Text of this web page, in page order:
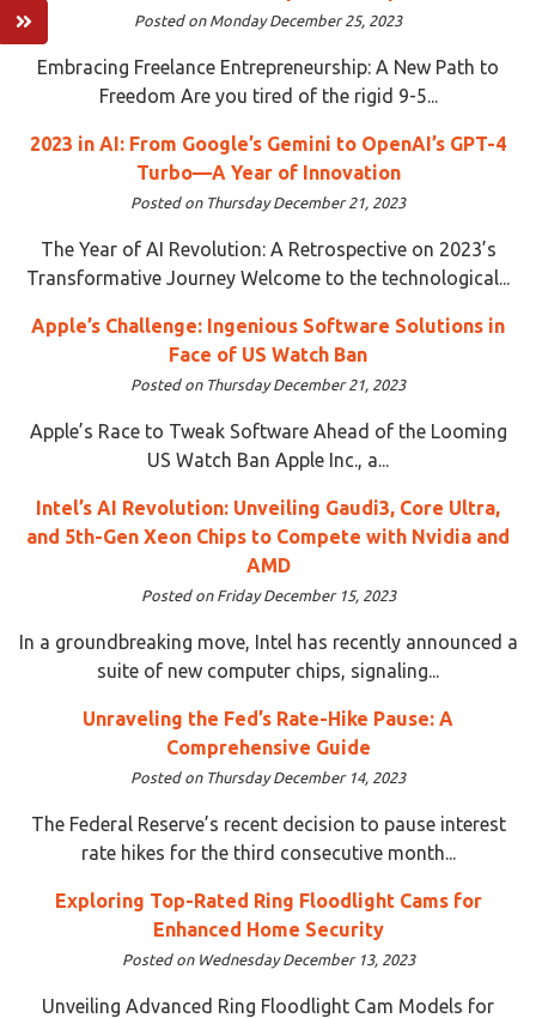
Posted on Monday December 25, 2023
Embracing Freelance Entrepreneurship: A New Path to
Freedom Are you tired of the rigid 9-5...
2023 in AI: From Google’s Gemini to OpenAI’s GPT-4
Turbo—A Year of Innovation
Posted on Thursday December 21, 2023
The Year of AI Revolution: A Retrospective on 2023’s
Transformative Journey Welcome to the technological...
Apple’s Challenge: Ingenious Software Solutions in
Face of US Watch Ban
Posted on Thursday December 21, 2023
Apple’s Race to Tweak Software Ahead of the Looming
US Watch Ban Apple Inc., a...
Intel’s AI Revolution: Unveiling Gaudi3, Core Ultra,
and 5th-Gen Xeon Chips to Compete with Nvidia and
AMD
Posted on Friday December 15, 2023
In a groundbreaking move, Intel has recently announced a
suite of new computer chips, signaling...
Unraveling the Fed’s Rate-Hike Pause: A
Comprehensive Guide
Posted on Thursday December 14, 2023
The Federal Reserve’s recent decision to pause interest
rate hikes for the third consecutive month...
Exploring Top-Rated Ring Floodlight Cams for
Enhanced Home Security
Posted on Wednesday December 13, 2023
Unveiling Advanced Ring Floodlight Cam Models for